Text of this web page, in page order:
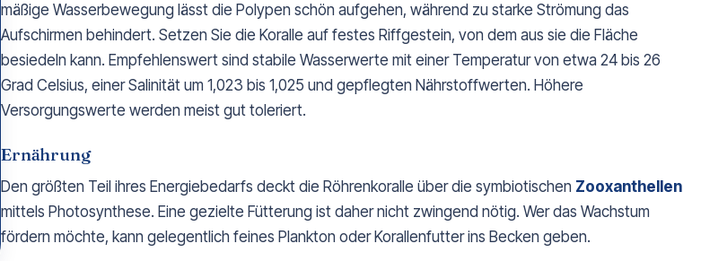
mäßige Wasserbewegung lässt die Polypen schön aufgehen, während zu starke Strömung das
Aufschirmen behindert. Setzen Sie die Koralle auf festes Riffgestein, von dem aus sie die Fläche
besiedeln kann. Empfehlenswert sind stabile Wasserwerte mit einer Temperatur von etwa 24 bis 26
Grad Celsius, einer Salinität um 1,023 bis 1,025 und gepflegten Nährstoffwerten. Höhere
Versorgungswerte werden meist gut toleriert.
Ernährung
Den größten Teil ihres Energiebedarfs deckt die Röhrenkoralle über die symbiotischen Zooxanthellen
mittels Photosynthese. Eine gezielte Fütterung ist daher nicht zwingend nötig. Wer das Wachstum
fördern möchte, kann gelegentlich feines Plankton oder Korallenfutter ins Becken geben.